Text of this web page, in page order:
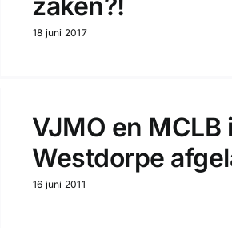
zaken?!
18 juni 2017
VJMO en MCLB
Westdorpe
16 juni 2011